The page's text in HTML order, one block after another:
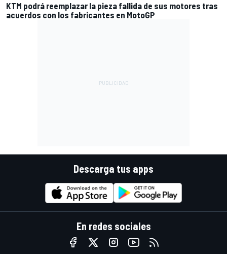
KTM podrá reemplazar la pieza fallida de sus motores tras
acuerdos con los fabricantes en MotoGP
Descarga tus apps
En redes sociales